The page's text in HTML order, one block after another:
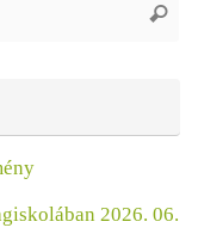
2026. 06.